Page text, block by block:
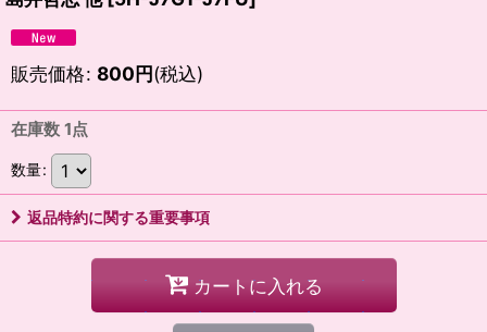
販売価格: 800円(税込)
在庫数 1点
数量:
返品特約に関する重要事項
カートに入れる